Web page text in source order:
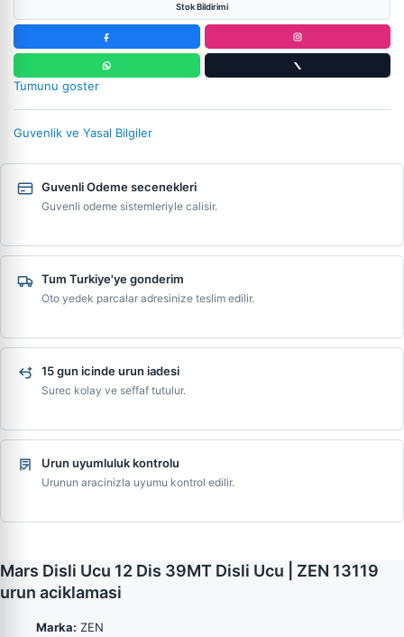
Stok Bildirimi
Tumunu goster
Guvenlik ve Yasal Bilgiler
Guvenli Odeme secenekleri
Guvenli odeme sistemleriyle calisir.
Tum Turkiye'ye gonderim
Oto yedek parcalar adresinize teslim edilir.
15 gun icinde urun iadesi
Surec kolay ve seffaf tutulur.
Urun uyumluluk kontrolu
Urunun aracinizla uyumu kontrol edilir.
Mars Disli Ucu 12 Dis 39MT Disli Ucu | ZEN 13119
urun aciklamasi
Marka: ZEN